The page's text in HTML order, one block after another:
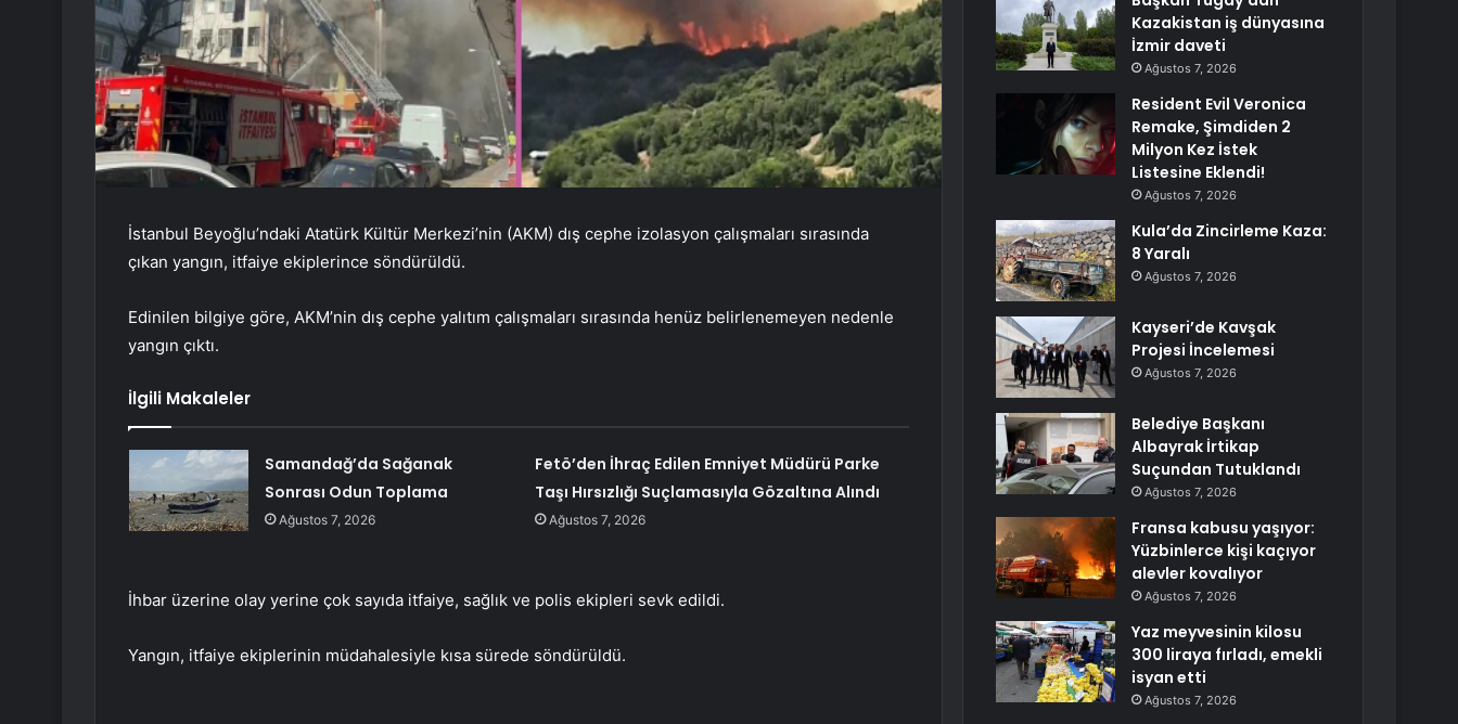
İstanbul Beyoğlu’ndaki Atatürk Kültür Merkezi’nin (AKM) dış cephe izolasyon çalışmaları sırasında
çıkan yangın, itfaiye ekiplerince söndürüldü.
Edinilen bilgiye göre, AKM’nin dış cephe yalıtım çalışmaları sırasında henüz belirlenemeyen nedenle
yangın çıktı.
İlgili Makaleler
Samandağ’da Sağanak
Sonrası Odun Toplama
Ağustos 7, 2026
Fetö’den İhraç Edilen Emniyet Müdürü Parke
Taşı Hırsızlığı Suçlamasıyla Gözaltına Alındı
Ağustos 7, 2026
İhbar üzerine olay yerine çok sayıda itfaiye, sağlık ve polis ekipleri sevk edildi.
Yangın, itfaiye ekiplerinin müdahalesiyle kısa sürede söndürüldü.
Kazakistan iş dünyasına
İzmir daveti
Ağustos 7, 2026
Resident Evil Veronica
Remake, Şimdiden 2
Milyon Kez İstek
Listesine Eklendi!
Ağustos 7, 2026
Kula’da Zincirleme Kaza:
8 Yaralı
Ağustos 7, 2026
Kayseri’de Kavşak
Projesi İncelemesi
Ağustos 7, 2026
Belediye Başkanı
Albayrak İrtikap
Suçundan Tutuklandı
Ağustos 7, 2026
Fransa kabusu yaşıyor:
Yüzbinlerce kişi kaçıyor
alevler kovalıyor
Ağustos 7, 2026
Yaz meyvesinin kilosu
300 liraya fırladı, emekli
isyan etti
Ağustos 7, 2026